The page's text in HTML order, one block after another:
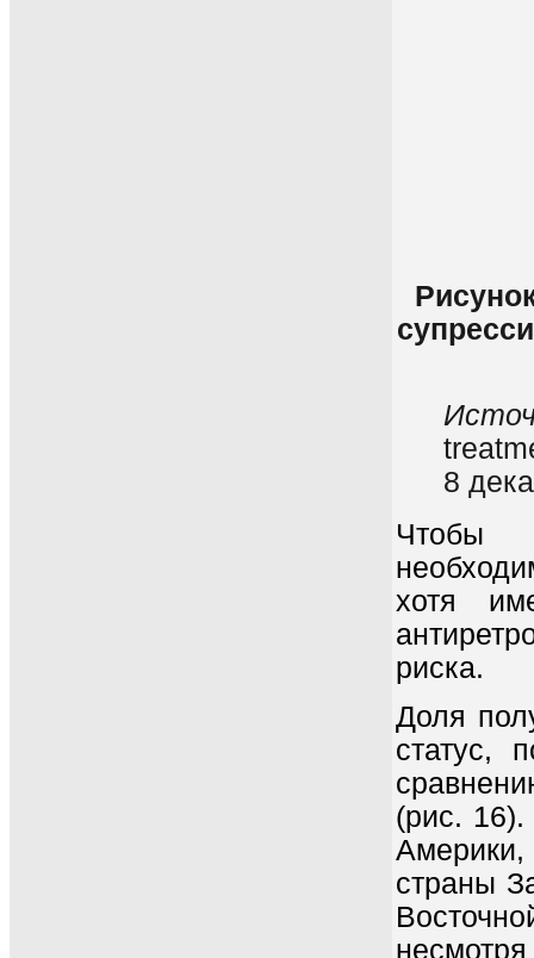
8
Чтобы
хотя
риска.
Доля
статус,
(рис.
страны